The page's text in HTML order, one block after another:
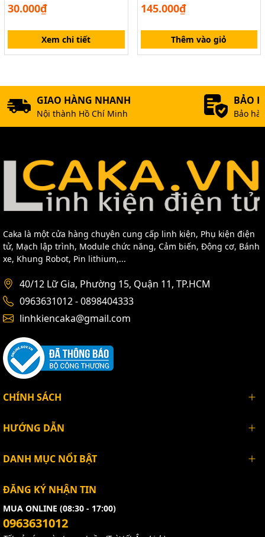
30.000₫
Xem chi tiết
145.000₫
Thêm vào giỏ
GIAO HÀNG NHANH
Nội thành Hồ Chí Minh
BẢO
Bảo
Caka là một cửa hàng chuyên cung cấp linh kiện, Phụ kiện điện
tử, Mạch lập trình, Module chức năng, Cảm biến, Động cơ, Bánh
xe, Khung Robot, Pin lithium,...
40/12 Lữ Gia, Phường 15, Quận 11, TP.HCM
0963631012 - 0898404333
linhkiencaka@gmail.com
CHÍNH SÁCH
HƯỚNG DẪN
DANH MỤC NỔI BẬT
ĐĂNG KÝ NHẬN TIN
MUA ONLINE (08:30 - 17:00)
0963631012